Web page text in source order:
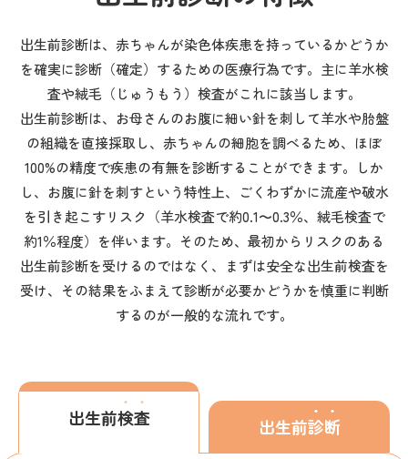
出生前診断は、赤ちゃんが染色体疾患を持っているかどうか
を確実に診断（確定） するための医療行為です。主に羊水検
査や絨毛（じゅうもう）検査がこれに該当します。
出生前診断は、お母さんのお腹に細い針を刺して羊水や胎盤
の組織を直接採取し、赤ちゃんの細胞を調べるため、ほぼ
100%の精度で疾患の有無を診断することができます。しか
し、お腹に針を刺すという特性上、
ごくわずかに流産や破水
を引き起こすリスク（羊水検査で約0.1〜0.3％、絨毛検査で
約1％程度） を伴います。そのため、最初からリスクのある
出生前診断を受けるのではなく、まずは安全な出生前検査を
受け、その結果をふまえて診断が必要かどうかを慎重に判断
するのが一般的な流れです。
出生前検査 出生前診断